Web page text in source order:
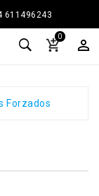
611496243

0

Forzados